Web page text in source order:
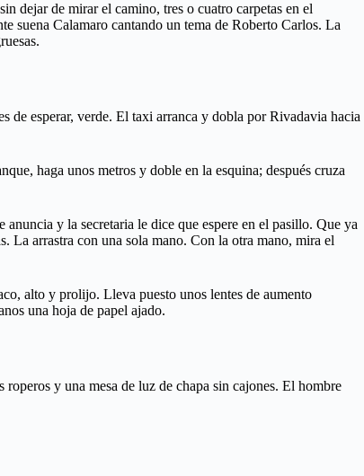
dejar de mirar el camino, tres o cuatro carpetas en el
suena Calamaro cantando un tema de Roberto Carlos. La
de esperar, verde. El taxi arranca y dobla por Rivadavia hacia
haga unos metros y doble en la esquina; después cruza
y la secretaria le dice que espere en el pasillo. Que ya
La arrastra con una sola mano. Con la otra mano, mira el
alto y prolijo. Lleva puesto unos lentes de aumento
una hoja de papel ajado.
y una mesa de luz de chapa sin cajones. El hombre